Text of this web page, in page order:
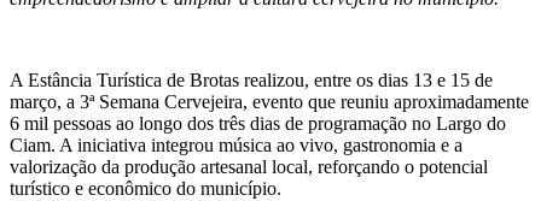
A Estância Turística de Brotas realizou, entre os dias 13 e 15 de
março, a 3ª Semana Cervejeira, evento que reuniu aproximadamente
6 mil pessoas ao longo dos três dias de programação no Largo do
Ciam. A iniciativa integrou música ao vivo, gastronomia e a
valorização da produção artesanal local, reforçando o potencial
turístico e econômico do município.